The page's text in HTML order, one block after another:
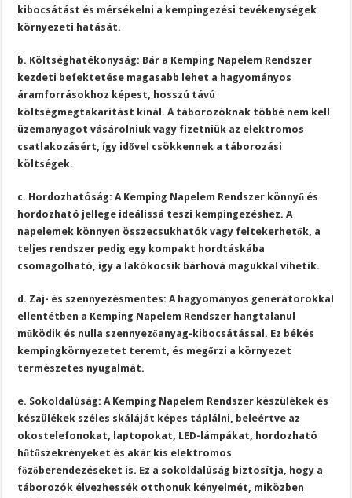
kibocsátást és mérsékelni a kempingezési tevékenységek
környezeti hatását.
b. Költséghatékonyság: Bár a Kemping Napelem Rendszer
kezdeti befektetése magasabb lehet a hagyományos
áramforrásokhoz képest, hosszú távú
költségmegtakarítást kínál. A táborozóknak többé nem kell
üzemanyagot vásárolniuk vagy fizetniük az elektromos
csatlakozásért, így idővel csökkennek a táborozási
költségek.
c. Hordozhatóság: A Kemping Napelem Rendszer könnyű és
hordozható jellege ideálissá teszi kempingezéshez. A
napelemek könnyen összecsukhatók vagy feltekerhetők, a
teljes rendszer pedig egy kompakt hordtáskába
csomagolható, így a lakókocsik bárhová magukkal vihetik.
d. Zaj- és szennyezésmentes: A hagyományos generátorokkal
ellentétben a Kemping Napelem Rendszer hangtalanul
működik és nulla szennyezőanyag-kibocsátással. Ez békés
kempingkörnyezetet teremt, és megőrzi a környezet
természetes nyugalmát.
e. Sokoldalúság: A Kemping Napelem Rendszer készülékek és
készülékek széles skáláját képes táplálni, beleértve az
okostelefonokat, laptopokat, LED-lámpákat, hordozható
hűtőszekrényeket és akár kis elektromos
főzőberendezéseket is. Ez a sokoldalúság biztosítja, hogy a
táborozók élvezhessék otthonuk kényelmét, miközben